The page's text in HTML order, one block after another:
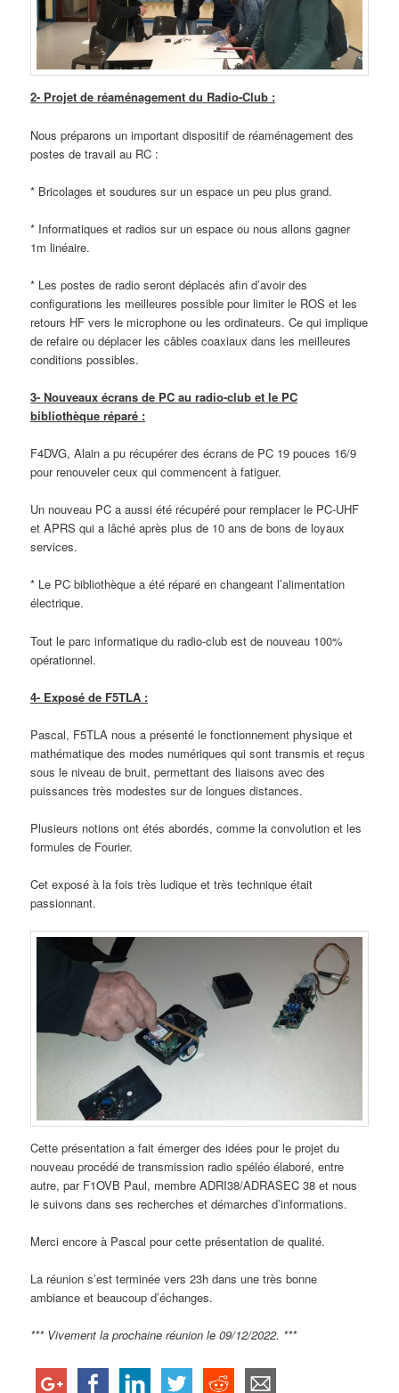
2- Projet de réaménagement du Radio-Club :
Nous préparons un important dispositif de réaménagement des
postes de travail au RC :
* Bricolages et soudures sur un espace un peu plus grand.
* Informatiques et radios sur un espace ou nous allons gagner
1m linéaire.
* Les postes de radio seront déplacés afin d’avoir des
configurations les meilleures possible pour limiter le ROS et les
retours HF vers le microphone ou les ordinateurs. Ce qui implique
de refaire ou déplacer les câbles coaxiaux dans les meilleures
conditions possibles.
3- Nouveaux écrans de PC au radio-club et le PC
bibliothèque réparé :
F4DVG, Alain a pu récupérer des écrans de PC 19 pouces 16/9
pour renouveler ceux qui commencent à fatiguer.
Un nouveau PC a aussi été récupéré pour remplacer le PC-UHF
et APRS qui a lâché après plus de 10 ans de bons de loyaux
services.
* Le PC bibliothèque a été réparé en changeant l’alimentation
électrique.
Tout le parc informatique du radio-club est de nouveau 100%
opérationnel.
4- Exposé de F5TLA :
Pascal, F5TLA nous a présenté le fonctionnement physique et
mathématique des modes numériques qui sont transmis et reçus
sous le niveau de bruit, permettant des liaisons avec des
puissances très modestes sur de longues distances.
Plusieurs notions ont étés abordés, comme la convolution et les
formules de Fourier.
Cet exposé à la fois très ludique et très technique était
passionnant.
Cette présentation a fait émerger des idées pour le projet du
nouveau procédé de transmission radio spéléo élaboré, entre
autre, par F1OVB Paul, membre ADRI38/ADRASEC 38 et nous
le suivons dans ses recherches et démarches d’informations.
Merci encore à Pascal pour cette présentation de qualité.
La réunion s’est terminée vers 23h dans une très bonne
ambiance et beaucoup d’échanges.
*** Vivement la prochaine réunion le 09/12/2022. ***